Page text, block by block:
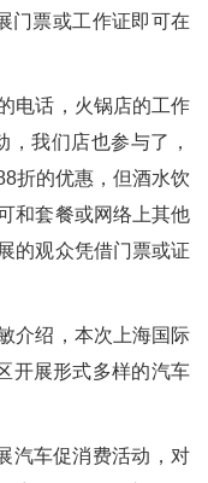
门票或工作证即可在
话，火锅店的工作
，我们店也参与了，
折的优惠，但酒水饮
和套餐或网络上其他
的观众凭借门票或证
绍，本次上海国际
开展形式多样的汽车
车促消费活动，对